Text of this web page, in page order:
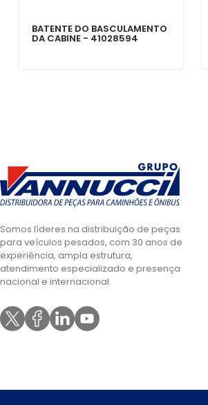
BATENTE DO BASCULAMENTO
DA CABINE - 41028594
Somos líderes na distribuição de peças
para veículos pesados, com 30 anos de
experiência, ampla estrutura,
atendimento especializado e presença
nacional e internacional.